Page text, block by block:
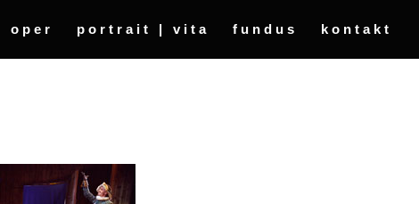
oper portrait | vita fundus kontakt